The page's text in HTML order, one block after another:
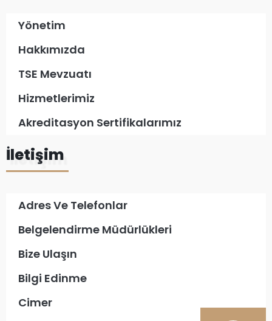
Yönetim
Hakkımızda
TSE Mevzuatı
Hizmetlerimiz
Akreditasyon Sertifikalarımız
İletişim
Adres Ve Telefonlar
Belgelendirme Müdürlükleri
Bize Ulaşın
Bilgi Edinme
Cimer